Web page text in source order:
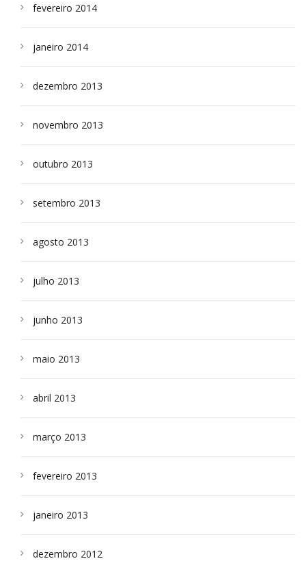
fevereiro 2014
janeiro 2014
dezembro 2013
novembro 2013
outubro 2013
setembro 2013
agosto 2013
julho 2013
junho 2013
maio 2013
abril 2013
março 2013
fevereiro 2013
janeiro 2013
dezembro 2012